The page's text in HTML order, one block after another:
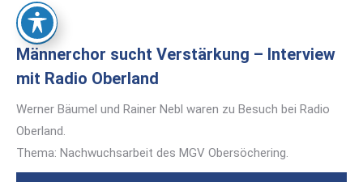
Männerchor sucht Verstärkung – Interview
mit Radio Oberland
Werner Bäumel und Rainer Nebl waren zu Besuch bei Radio
Oberland.
Thema: Nachwuchsarbeit des MGV Obersöchering.